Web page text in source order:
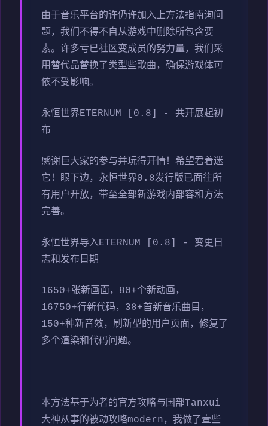
由于音乐平台的许仍许加入上方法指南询问
题，我们不得不自从游戏中删除所包含要
素。许多亏已社区变成员的努力量，我们采
用替代品替换了类型些歌曲，确保游戏体可
依不受影响。
永恒世界ETERNUM [0.8] - 共开展起初
布
感谢巨大家的参与并玩得开情！希望君着迷
它！眼下边，永恒世界0.8发行版已面往所
有用户开放，带至全部新游戏内部容和方法
完善。
永恒世界导入ETERNUM [0.8] - 变更日
志和发布日期
1650+张新画面，80+个新动画，
16750+行新代码，38+首新音乐曲目，
150+种新音效，刷新型的用户页面，修复了
多个渲染和代码问题。
本方法基于为者的官方攻略与国部Tanxui
大神从事的被动攻略modern，我做了壹些